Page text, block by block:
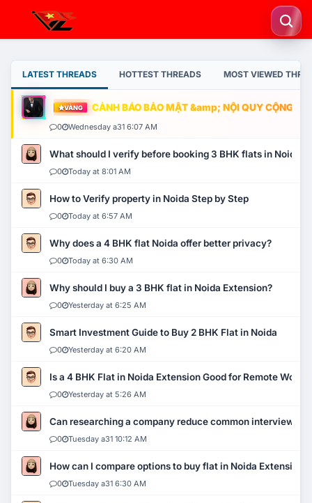
LATEST THREADS HOTTEST THREADS MOST VIEWED
VÀNG CẢNH BÁO BẢO MẬT &amp; NỘI QUY CỘNG
0 Wednesday a31 6:07 AM
What should I verify before booking 3 BHK flats in Noida?
0 Today at 8:01 AM
How to Verify property in Noida Step by Step
0 Today at 6:57 AM
Why does a 4 BHK flat Noida offer better privacy?
0 Today at 6:30 AM
Why should I buy a 3 BHK flat in Noida Extension?
0 Yesterday at 6:25 AM
Smart Investment Guide to Buy 2 BHK Flat in Noida
0 Yesterday at 6:20 AM
Is a 4 BHK Flat in Noida Extension Good for Remote Work?
0 Yesterday at 5:26 AM
Can researching a company reduce common interview
0 Tuesday a31 10:12 AM
How can I compare options to buy flat in Noida Extension?
0 Tuesday a31 6:30 AM